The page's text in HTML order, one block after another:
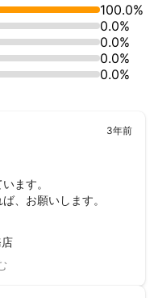
100.0%
0.0%
0.0%
0.0%
0.0%
3年前
ます。
、お願いします。